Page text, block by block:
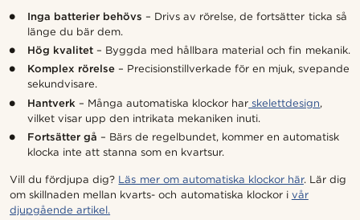
Inga batterier behövs – Drivs av rörelse, de fortsätter ticka så
länge du bär dem.
Hög kvalitet– Byggda med hållbara material och fin mekanik.
Komplex rörelse– Precisionstillverkade för en mjuk, svepande
sekundvisare.
Hantverk – Många automatiska klockor har skelettdesign,
vilket visar upp den intrikata mekaniken inuti.
Fortsätter gå – Bärs de regelbundet, kommer en automatisk
klocka inte att stanna som en kvartsur.
Vill du fördjupa dig? Läs mer om automatiska klockor här. Lär dig
om skillnaden mellan kvarts- och automatiska klockor i vår
djupgående artikel.